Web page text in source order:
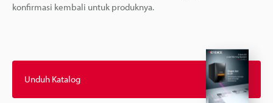
konfirmasi kembali untuk produknya.
Unduh Katalog